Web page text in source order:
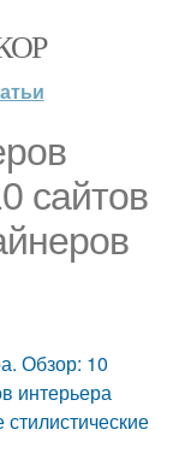
сайтов
Обзор: 10
интерьера